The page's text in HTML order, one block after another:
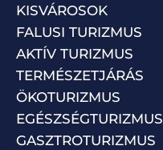
KISVÁROSOK
FALUSI TURIZMUS
AKTÍV TURIZMUS
TERMÉSZETJÁRÁS
ÖKOTURIZMUS
EGÉSZSÉGTURIZMUS
GASZTROTURIZMUS